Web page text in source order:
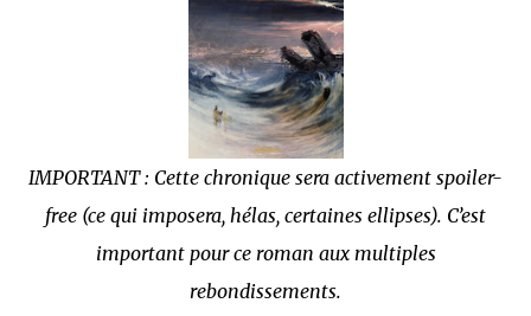
j’ai dit au sujet des tomes précédents : tant l’univers que les protagonistes
IMPORTANT : Cette chronique sera activement spoiler-
free (ce qui imposera, hélas, certaines ellipses). C’est
important pour ce roman aux multiples
rebondissements.